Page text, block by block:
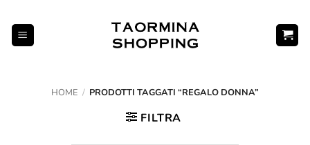
contenuti
HOME / PRODOTTI TAGGATI “REGALO DONNA”
FILTRA